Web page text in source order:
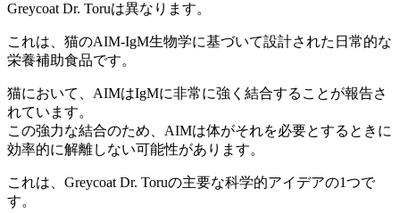
Greycoat Dr. Toruは異なります。
これは、猫のAIM-IgM生物学に基づいて設計された日常的な
栄養補助食品です。
猫において、AIMはIgMに非常に強く結合することが報告さ
れています。
この強力な結合のため、AIMは体がそれを必要とするときに
効率的に解離しない可能性があります。
これは、Greycoat Dr. Toruの主要な科学的アイデアの1つで
す。